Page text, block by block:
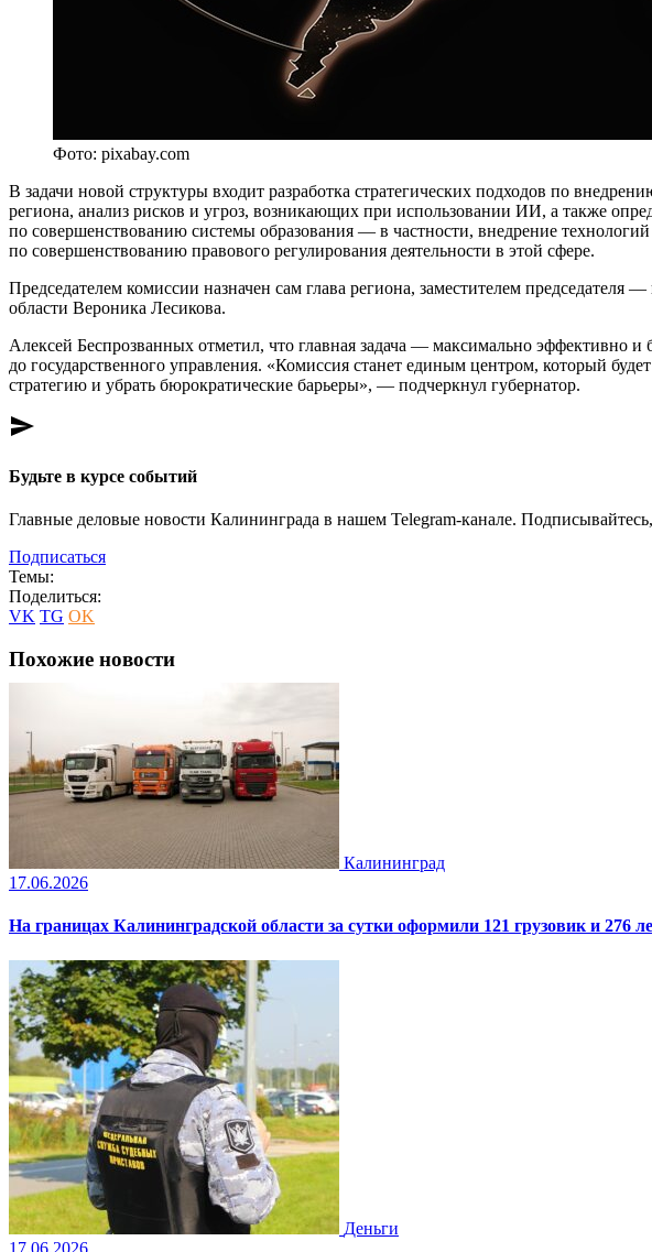
Фото: pixabay.com
В задачи новой структуры входит разработка стратегических подходов по
региона, анализ рисков и угроз, возникающих при использовании ИИ, а также
по совершенствованию системы образования — в частности, внедрение
по совершенствованию правового регулирования деятельности в этой сфере.
Председателем комиссии назначен сам глава региона, заместителем
области Вероника Лесикова.
Алексей Беспрозванных отметил, что главная задача — максимально эффективно и
до государственного управления. «Комиссия станет единым центром, который
стратегию и убрать бюрократические барьеры», — подчеркнул губернатор.
send
Будьте в курсе событий
Главные деловые новости Калининграда в нашем Telegram-канале.
Подписаться
Темы:
Поделиться:
VK TG OK
Похожие новости
Калининград
17.06.2026
На границах Калининградской области за сутки оформили 121 грузовик и 276
Деньги
17.06.2026